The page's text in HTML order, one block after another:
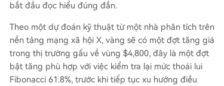
bắt đầu đọc hiểu đúng đắn.
Theo một dự đoán kỹ thuật từ một nhà phân tích trên
nền tảng mạng xã hội X, vàng sẽ có một đợt tăng giá
trong thị trường gấu về vùng $4,800, đây là một đợt
bật tăng phù hợp với việc kiểm tra lại mức thoái lui
Fibonacci 61.8%, trước khi tiếp tục xu hướng điều